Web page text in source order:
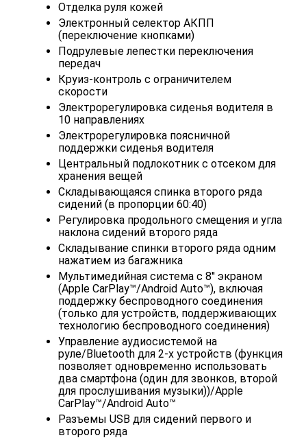
Отделка руля кожей
Электронный селектор АКПП
(переключение кнопками)
Подрулевые лепестки переключения
передач
Круиз-контроль с ограничителем
скорости
Электрорегулировка сиденья водителя в
10 направлениях
Электрорегулировка поясничной
поддержки сиденья водителя
Центральный подлокотник с отсеком для
хранения вещей
Складывающаяся спинка второго ряда
сидений (в пропорции 60:40)
Регулировка продольного смещения и угла
наклона сидений второго ряда
Складывание спинки второго ряда одним
нажатием из багажника
Мультимедийная система с 8'' экраном
(Apple CarPlay™/Android Auto™), включая
поддержку беспроводного соединения
(только для устройств, поддерживающих
технологию беспроводного соединения)
Управление аудиосистемой на
руле/Bluetooth для 2-х устройств (функция
позволяет одновременно использовать
два смартфона (один для звонков, второй
для прослушивания музыки))/Apple
CarPlay™/Android Auto™
Разъемы USB для сидений первого и
второго ряда